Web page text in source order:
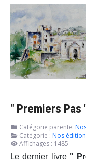
" Premiers Pas
Catégorie parente:
Catégorie : Nos
Affichages : 1485
Le dernier livre "